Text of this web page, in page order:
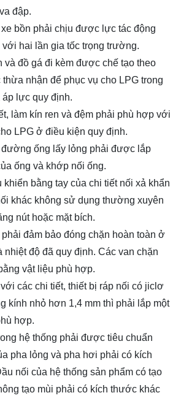
đập.
bồn phải chịu được lực tác động
hai lần gia tốc trọng trường.
và đồ gá đi kèm được chế tạo theo
nhận để phục vụ cho LPG trong
áp lực quy định.
làm kín ren và đệm phải phù hợp với
LPG ở điều kiện quy định.
đường ống lấy lỏng phải được lắp
ống và khớp nối ống.
khiển bằng tay của chi tiết nối xả khẩn
khác không sử dụng thường xuyên
nút hoặc mặt bích.
đảm bảo đóng chặn hoàn toàn ở
nhiệt độ đã quy định. Các van chặn
vật liệu phù hợp.
các chi tiết, thiết bị ráp nối có jiclơ
kính nhỏ hơn 1,4 mm thì phải lắp một
hợp.
hệ thống phải được tiêu chuẩn
pha lỏng và pha hơi phải có kích
nối của hệ thống sản phẩm có tạo
tạo mùi phải có kích thước khác